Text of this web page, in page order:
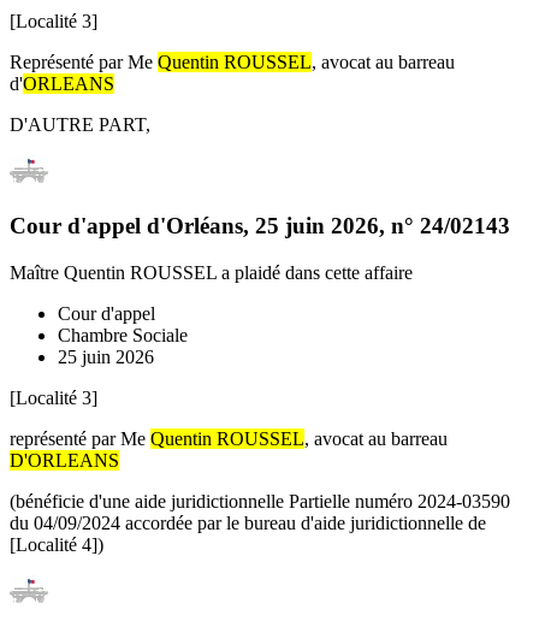
[Localité 3]
Représenté par Me Quentin ROUSSEL, avocat au barreau
d'ORLEANS
D'AUTRE PART,
Cour d'appel d'Orléans, 25 juin 2026, n° 24/02143
Maître Quentin ROUSSEL a plaidé dans cette affaire
Cour d'appel
Chambre Sociale
25 juin 2026
[Localité 3]
représenté par Me Quentin ROUSSEL, avocat au barreau
D'ORLEANS
(bénéficie d'une aide juridictionnelle Partielle numéro 2024-03590
du 04/09/2024 accordée par le bureau d'aide juridictionnelle de
[Localité 4])